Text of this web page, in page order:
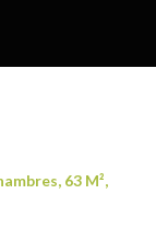
63 M²,